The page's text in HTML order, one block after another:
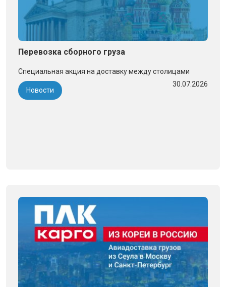
Перевозка сборного груза
Специальная акция на доставку между столицами
Новости
30.07.2026